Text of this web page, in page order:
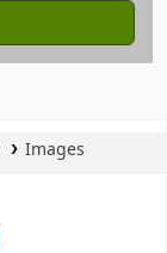
Images